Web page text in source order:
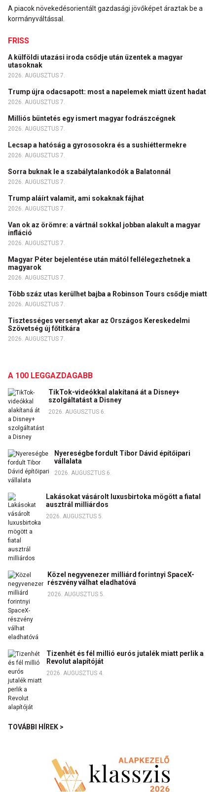
A piacok növekedésorientált gazdasági jövőképet áraztak be a
kormányváltással.
FRISS
A külföldi utazási iroda csődje után üzentek a magyar
utasoknak
2026. AUGUSZTUS 7.
Trump újra odacsapott: most a napelemek miatt üzent hadat
2026. AUGUSZTUS 7.
Milliós büntetés egy ismert magyar fodrászcégnek
2026. AUGUSZTUS 7.
Lecsap a hatóság a gyrososokra és a sushiéttermekre
2026. AUGUSZTUS 7.
Sorra buknak le a szabálytalankodók a Balatonnál
2026. AUGUSZTUS 7.
Trump aláírt valamit, ami sokaknak fájhat
2026. AUGUSZTUS 7.
Van ok az örömre: a vártnál sokkal jobban alakult a magyar
infláció
2026. AUGUSZTUS 7.
Magyar Péter bejelentése után mától fellélegezhetnek a
magyarok
2026. AUGUSZTUS 7.
Több száz utas kerülhet bajba a Robinson Tours csődje miatt
2026. AUGUSZTUS 7.
Tisztességes versenyt akar az Országos Kereskedelmi
Szövetség új főtitkára
2026. AUGUSZTUS 7.
A 100 LEGGAZDAGABB
TikTok-videókkal alakítaná át a Disney+
szolgáltatást a Disney
2026. AUGUSZTUS 6.
Nyereségbe fordult Tibor Dávid építőipari
vállalata
2026. AUGUSZTUS 6.
Lakásokat vásárolt luxusbirtoka mögött a fiatal
ausztrál milliárdos
2026. AUGUSZTUS 5.
Közel negyvenezer milliárd forintnyi SpaceX-
részvény válhat eladhatóvá
2026. AUGUSZTUS 5.
Tizenhét és fél millió eurós jutalék miatt perlik a
Revolut alapítóját
2026. AUGUSZTUS 4.
TOVÁBBI HÍREK >